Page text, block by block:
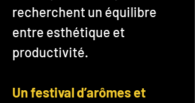
recherchent un équilibre
entre esthétique et
productivité.
Un festival d’arômes et